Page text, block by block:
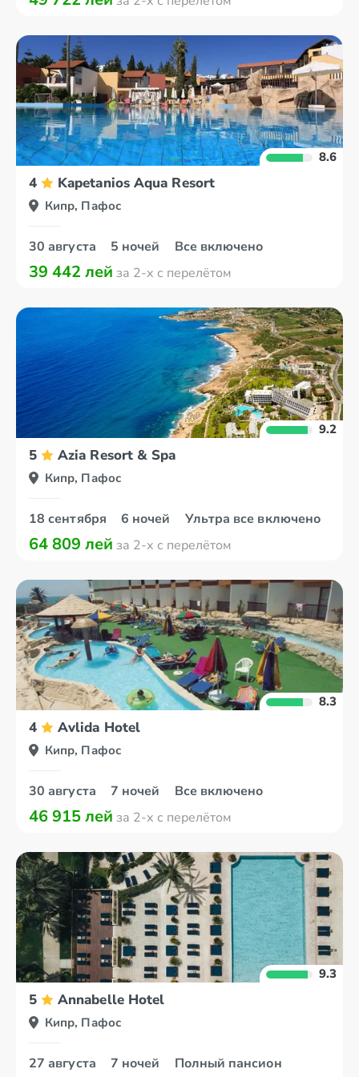
8.6
4 Kapetanios Aqua Resort
Кипр, Пафос
30 августа 5 ночей Все включено
39 442 лей за 2-х с перелётом
9.2
5 Azia Resort & Spa
Кипр, Пафос
18 сентября 6 ночей Ультра все включено
64 809 лей за 2-х с перелётом
8.3
4 Avlida Hotel
Кипр, Пафос
30 августа 7 ночей Все включено
46 915 лей за 2-х с перелётом
9.3
5 Annabelle Hotel
Кипр, Пафос
27 августа 7 ночей Полный пансион